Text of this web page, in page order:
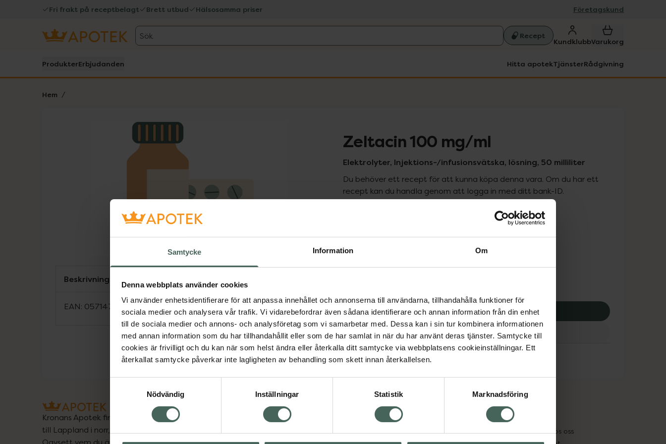
Samtycke Information Om
Denna webbplats använder cookies
Vi använder enhetsidentifierare för att anpassa innehållet och annonserna till användarna, tillhandahålla funktioner för
sociala medier och analysera vår trafik. Vi vidarebefordrar även sådana identifierare och annan information från din enhet
till de sociala medier och annons- och analysföretag som vi samarbetar med. Dessa kan i sin tur kombinera informationen
med annan information som du har tillhandahållit eller som de har samlat in när du har använt deras tjänster. Samtycke till
cookies är frivilligt och du kan när som helst ändra eller återkalla ditt samtycke via webbplatsens cookieinställningar. Ett
återkallat samtycke påverkar inte lagligheten av behandling som skett innan återkallelsen.
Nödvändig
Inställningar Statistik Marknadsföring
Fri frakt på receptbelagt Brett utbud Hälsosamma priser Företagskund
Sök Recept
KundklubbVarukorg
ProdukterErbjudanden Hitta apotekTjänsterRådgivning
Hem
Lista: . Innehåller 1 objekt. Zeltacin 100 mg/ml
Elektrolyter, Injektions-/infusionsvätska, lösning, 50 milliliter
Du behöver ett recept för att kunna köpa denna vara. Om du har ett
recept kan du handla genom att logga in med ditt bank-ID.
Pris med recept
Högkostnadsskyddet gäller inte
560,75 kr
Köp via ditt recept
Aktuella erbjudanden
Beskrivning
EAN: 05714764112804
Kronans Apotek finns här för dig. Du hittar oss från Skåne i syd
till Lappland i norr, och online i mobilen och på datorn.
Oavsett vem du är så är det vårt uppdrag att hjälpa just dig
Om recept och läkemedel
Jobba hos oss